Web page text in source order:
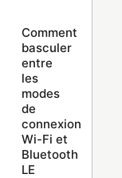
Comment
basculer
entre
les
modes
de
connexion
Wi-Fi et
Bluetooth
LE